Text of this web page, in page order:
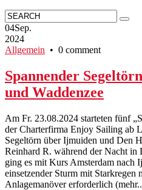
04Sep.
2024
Allgemein • 0 comment
Spannender
und Waddenzee
Am Fr. 23.08.2024 starteten fünf
der Charterfirma Enjoy Sailing ab
Segeltörn über Ijmuiden und Den
Reinhard R. während der Nacht in
ging es mit Kurs Amsterdam nach
einsetzender Sturm mit Starkregen
Anlagemanöver erforderlich